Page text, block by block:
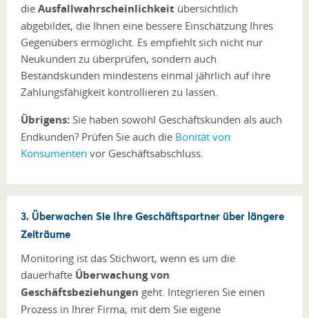
die Ausfallwahrscheinlichkeit übersichtlich
abgebildet, die Ihnen eine bessere Einschätzung Ihres
Gegenübers ermöglicht. Es empfiehlt sich nicht nur
Neukunden zu überprüfen, sondern auch
Bestandskunden mindestens einmal jährlich auf ihre
Zahlungsfähigkeit kontrollieren zu lassen.
Übrigens: Sie haben sowohl Geschäftskunden als auch
Endkunden? Prüfen Sie auch die Bonität von
Konsumenten vor Geschäftsabschluss.
3. Überwachen Sie Ihre Geschäftspartner über längere
Zeiträume
Monitoring ist das Stichwort, wenn es um die
dauerhafte Überwachung von
Geschäftsbeziehungen geht. Integrieren Sie einen
Prozess in Ihrer Firma, mit dem Sie eigene